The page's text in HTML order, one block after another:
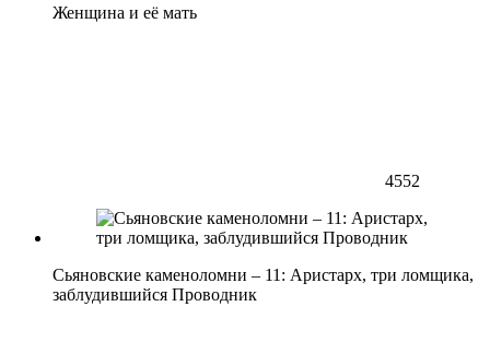
Женщина и её мать
4552
Сьяновские каменоломни – 11: Аристарх, три ломщика,
заблудившийся Проводник